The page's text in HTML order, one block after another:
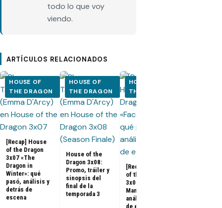
todo lo que voy
viendo.
ARTÍCULOS RELACIONADOS
HOUSE OF
THE DRAGON
[Recap] House
of the Dragon
3x07 «The
Dragon in
Winter»: qué
pasó, análisis y
detrás de
escena
HOUSE OF
THE DRAGON
House of the
Dragon 3x08:
Promo, tráiler y
sinopsis del
final de la
temporada 3
HOUSE OF
THE DRAGON
[Recap] House
of the Dragon
3x06 «Faceless
Man»: qué pasó,
análisis y detrás
de escena